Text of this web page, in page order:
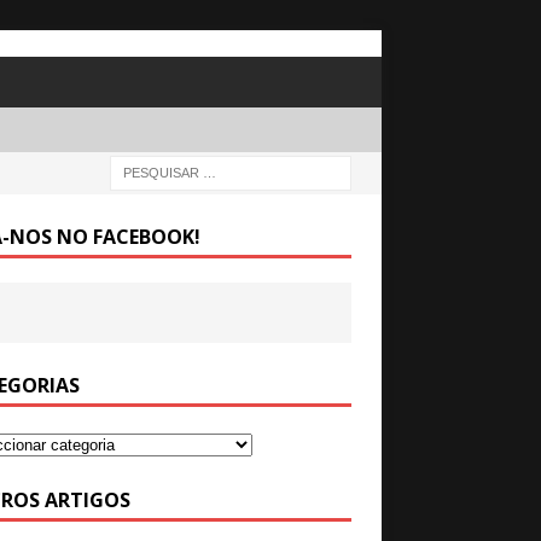
NOS NO FACEBOOK!
ARTIGOS